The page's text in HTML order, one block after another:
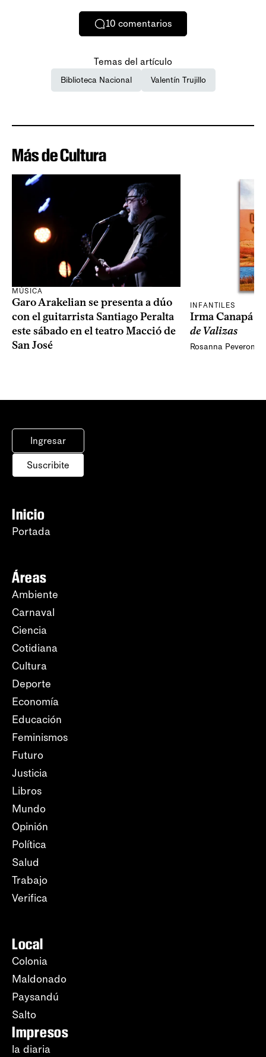
10 comentarios
Temas del artículo
Biblioteca Nacional Valentín Trujillo
Más de Cultura
MÚSICA
Garo Arakelian se presenta a dúo
con el guitarrista Santiago Peralta
este sábado en el teatro Macció de
San José
INFANTILES
Irma Canapá
de Valizas
Rosanna Peveroni
Ingresar
Suscribite
Inicio
Portada
Áreas
Ambiente
Carnaval
Ciencia
Cotidiana
Cultura
Deporte
Economía
Educación
Feminismos
Futuro
Justicia
Libros
Mundo
Opinión
Política
Salud
Trabajo
Verifica
Local
Colonia
Maldonado
Paysandú
Salto
Impresos
la diaria